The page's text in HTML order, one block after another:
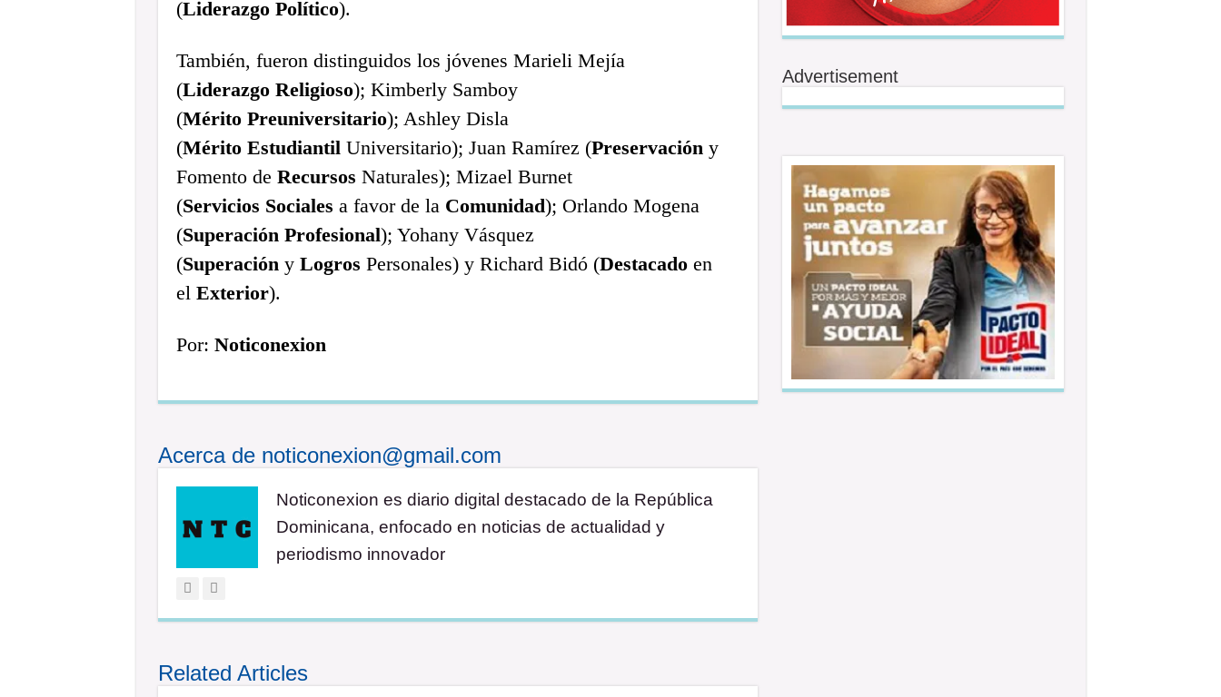
(Liderazgo Político).
También, fueron distinguidos los jóvenes Marieli Mejía
(Liderazgo Religioso); Kimberly Samboy
(Mérito Preuniversitario); Ashley Disla
(Mérito EstudiantilUniversitario); Juan Ramírez (Preservacióny
Fomento de Recursos Naturales); Mizael Burnet
(Servicios Sociales a favor de la Comunidad); Orlando Mogena
(Superación Profesional); Yohany Vásquez
(Superacióny Logros Personales) y Richard Bidó (Destacadoen
el Exterior).
Por: Noticonexion
Acerca de noticonexion@gmail.com
Noticonexion es diario digital destacado de la República
Dominicana, enfocado en noticias de actualidad y
periodismo innovador
Related Articles
Advertisement